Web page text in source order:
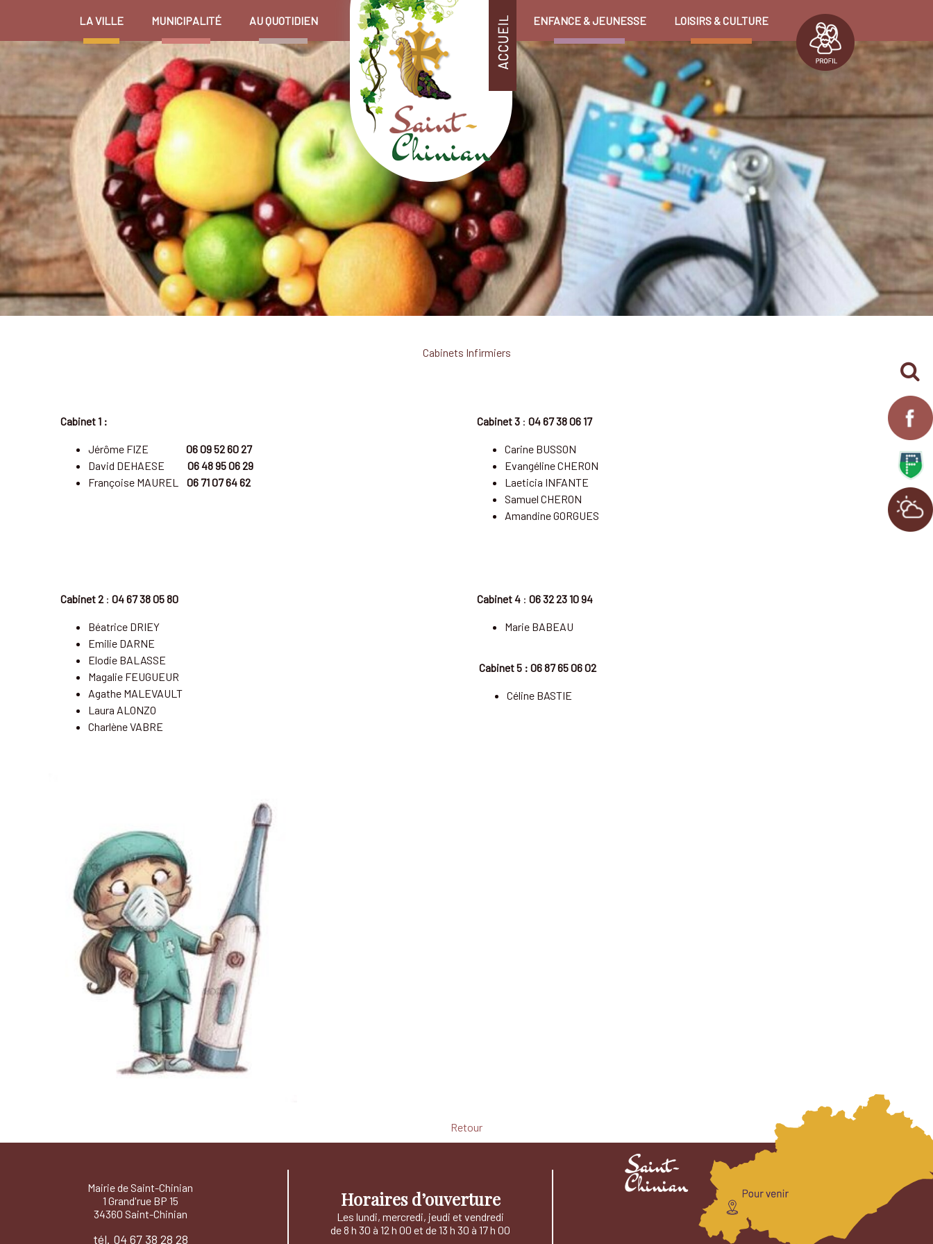
LA VILLE MUNICIPALITÉ AU QUOTIDIEN ENFANCE & JEUNESSE LOISIRS & CULTURE
Cabinets Infirmiers
Cabinet 1 :
Jérôme FIZE06 09 52 60 27
David DEHAESE 06 48 95 06 29
Françoise MAUREL
06 71 07 64 62
Cabinet 3 : 04 67 38 06 17
Carine BUSSON
Evangéline CHERON
Laeticia INFANTE
Samuel CHERON
Amandine GORGUES
Cabinet 2 :04 67 38 05 80
Béatrice DRIEY
Emilie DARNE
Elodie BALASSE
Magalie FEUGUEUR
Agathe MALEVAULT
Laura ALONZO
Charlène VABRE
Cabinet 4 :06 32 23 10 94
Marie BABEAU
Cabinet 5 : 06 87 65 06 02
Céline BASTIE
Retour
Mairie de Saint-Chinian
1 Grand'rue BP 15
34360 Saint-Chinian
tél. 04 67 38 28 28
Horaires d’ouverture
Les lundi, mercredi, jeudi et vendredi
de 8 h 30 à 12 h 00 et de 13 h 30 à 17 h 00